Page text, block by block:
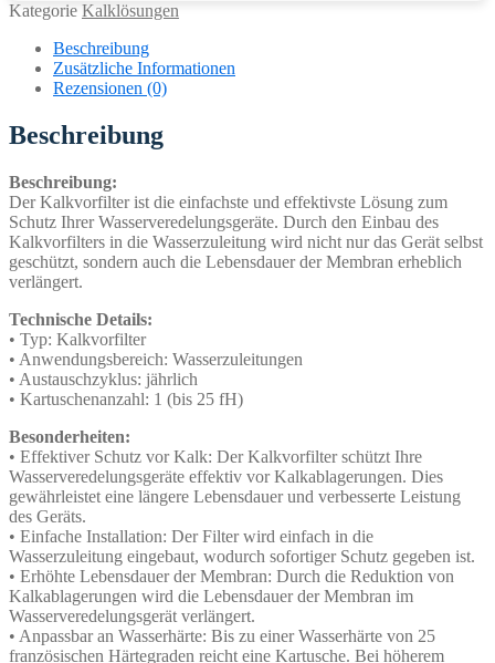
Kategorie Kalklösungen
Beschreibung
Zusätzliche Informationen
Rezensionen (0)
Beschreibung
Beschreibung:
Der Kalkvorfilter ist die einfachste und effektivste Lösung zum
Schutz Ihrer Wasserveredelungsgeräte. Durch den Einbau des
Kalkvorfilters in die Wasserzuleitung wird nicht nur das Gerät selbst
geschützt, sondern auch die Lebensdauer der Membran erheblich
verlängert.
Technische Details:
• Typ: Kalkvorfilter
• Anwendungsbereich: Wasserzuleitungen
• Austauschzyklus: jährlich
• Kartuschenanzahl: 1 (bis 25 fH)
Besonderheiten:
• Effektiver Schutz vor Kalk: Der Kalkvorfilter schützt Ihre
Wasserveredelungsgeräte effektiv vor Kalkablagerungen. Dies
gewährleistet eine längere Lebensdauer und verbesserte Leistung
des Geräts.
• Einfache Installation: Der Filter wird einfach in die
Wasserzuleitung eingebaut, wodurch sofortiger Schutz gegeben ist.
• Erhöhte Lebensdauer der Membran: Durch die Reduktion von
Kalkablagerungen wird die Lebensdauer der Membran im
Wasserveredelungsgerät verlängert.
• Anpassbar an Wasserhärte: Bis zu einer Wasserhärte von 25
französischen Härtegraden reicht eine Kartusche. Bei höherem